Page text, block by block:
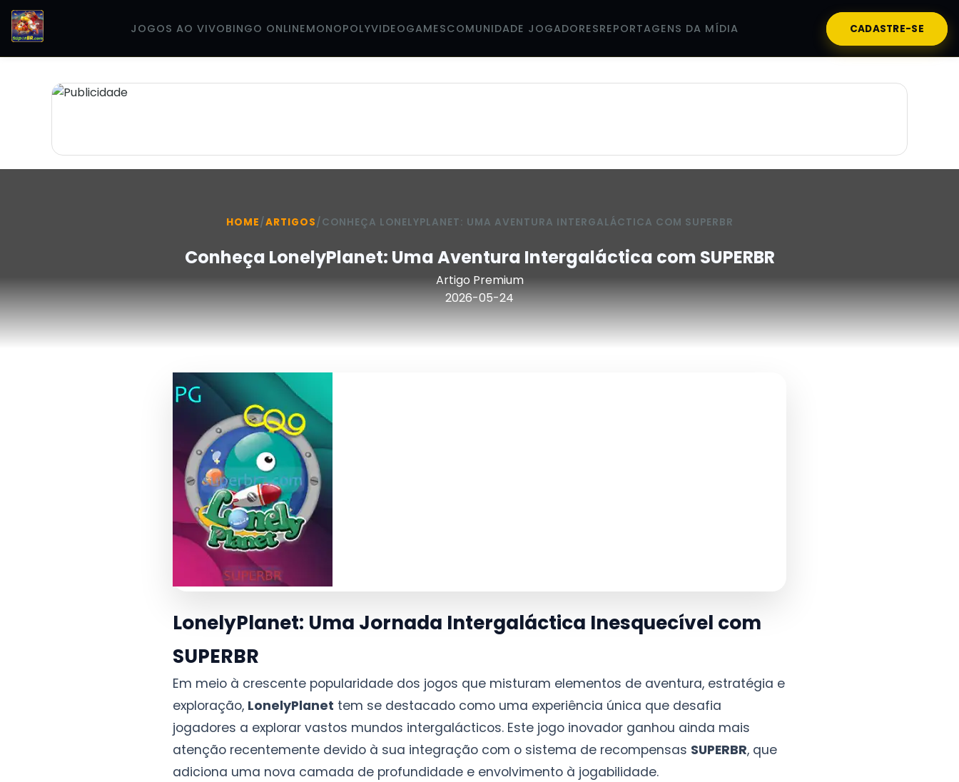
JOGOS AO VIVOBINGO ONLINEMONOPOLYVIDEOGAMESCOMUNIDADE JOGADORESREPORTAGENS DA MÍDIA CADASTRE-SE
HOME/ARTIGOS/ CONHEÇA LONELYPLANET: UMA AVENTURA INTERGALÁCTICA COM SUPERBR
Conheça LonelyPlanet: Uma Aventura Intergaláctica com SUPERBR
Artigo Premium
2026-05-24
LonelyPlanet: Uma Jornada Intergaláctica Inesquecível com
SUPERBR
Em meio à crescente popularidade dos jogos que misturam elementos de aventura, estratégia e
exploração, LonelyPlanet tem se destacado como uma experiência única que desafia
jogadores a explorar vastos mundos intergalácticos. Este jogo inovador ganhou ainda mais
atenção recentemente devido à sua integração com o sistema de recompensas SUPERBR, que
adiciona uma nova camada de profundidade e envolvimento à jogabilidade.